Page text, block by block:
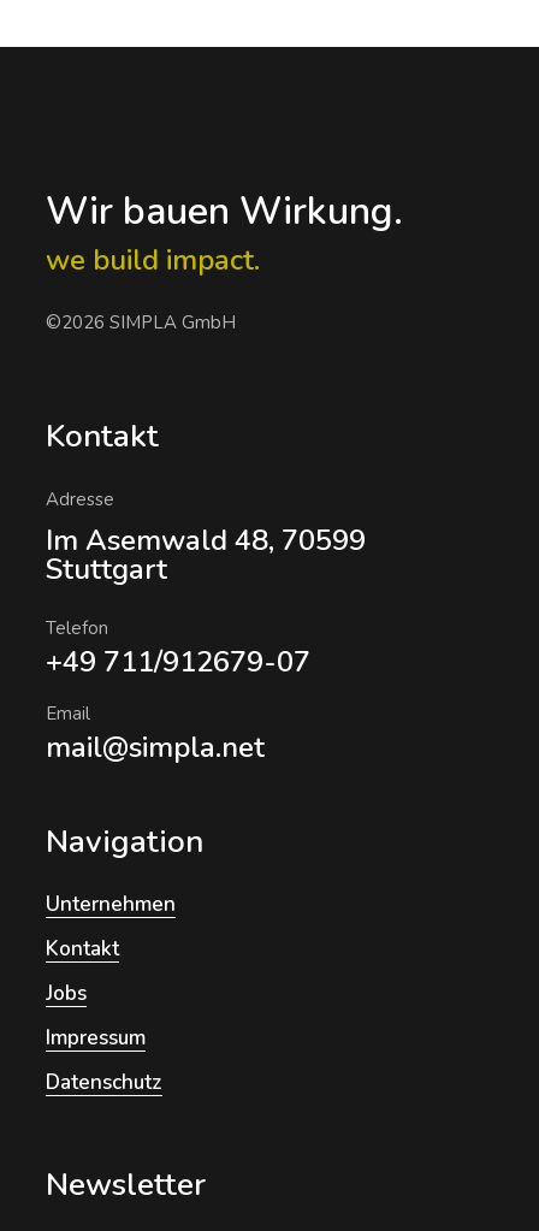
Wir bauen Wirkung.
we build impact.
©2026 SIMPLA GmbH
Kontakt
Adresse
Im Asemwald 48, 70599
Stuttgart
Telefon
+49 711/912679-07
Email
mail@simpla.net
Navigation
Unternehmen
Kontakt
Jobs
Impressum
Datenschutz
Newsletter